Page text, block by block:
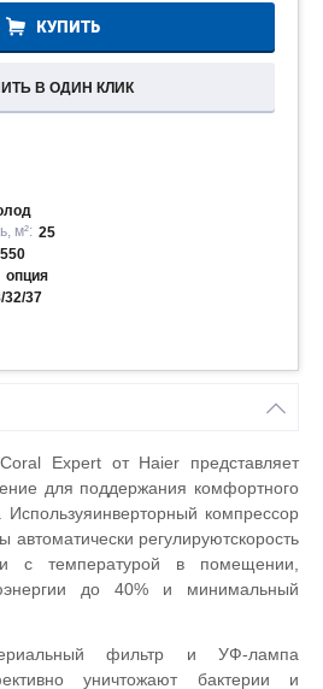
КУПИТЬ
В ОДИН КЛИК
м²: 25
550
опция
32/37
Expert от Haier представляет
для поддержания комфортного
компрессор
автоматически регулируютскорость
с температурой в помещении,
до 40% и минимальный
фильтр и УФ-лампа
уничтожают бактерии и